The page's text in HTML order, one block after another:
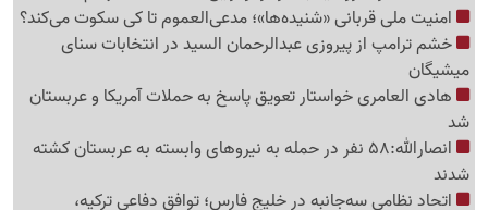
امنیت ملی قربانی «شنیده‌ها»؛ مدعی‌العموم تا کی سکوت می‌کند؟
خشم ترامپ از پیروزی عبدالرحمان السید در انتخابات سنای
میشیگان
هادی العامری خواستار تعویق پاسخ به حملات آمریکا و عربستان
شد
انصارالله:58 نفر در حمله به نیروهای وابسته به عربستان کشته
شدند
اتحاد نظامی سه‌جانبه در خلیج فارس؛ توافق دفاعی ترکیه،